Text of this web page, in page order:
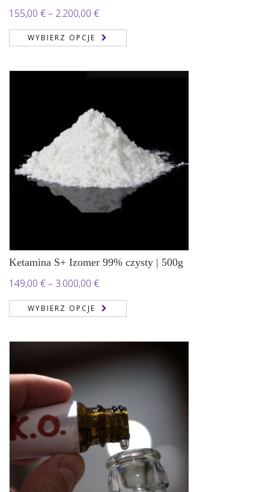
155,00 €– 2.200,00 €Zakres
cen:
od
WYBIERZ OPCJE
Ketamina S+ Izomer 99% czysty | 500g
149,00 €– 3.000,00 €Zakres
cen:
od
3.000,00 €
WYBIERZ OPCJE